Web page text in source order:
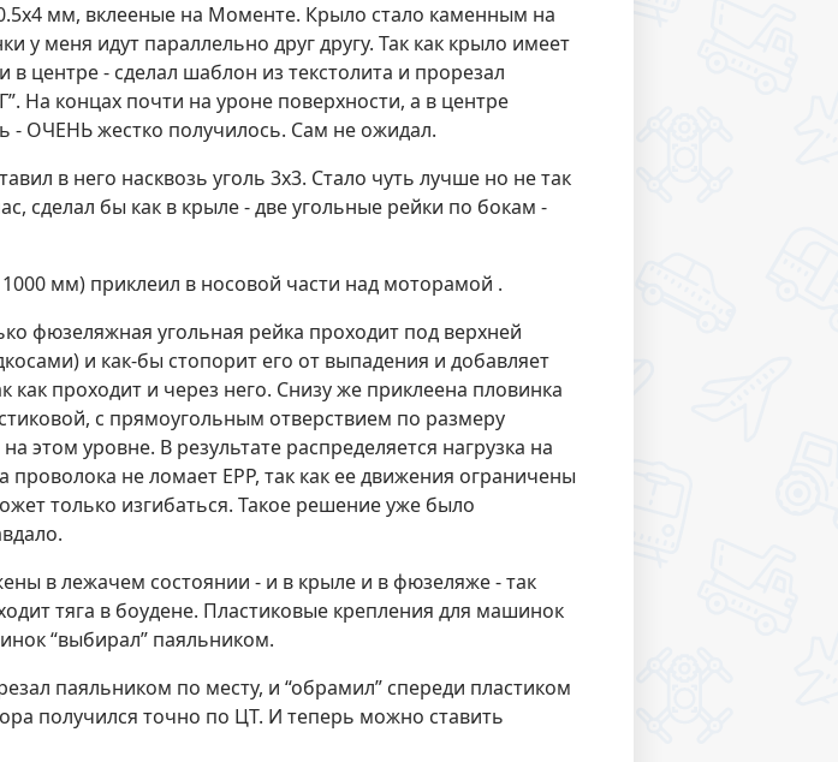
мм, вклееные на Моменте. Крыло стало каменным на
у меня идут параллельно друг другу. Так как крыло имеет
центре - сделал шаблон из текстолита и прорезал
На концах почти на уроне поверхности, а в центре
- ОЧЕНЬ жестко получилось. Сам не ожидал.
в него насквозь уголь 3х3. Стало чуть лучше но не так
сделал бы как в крыле - две угольные рейки по бокам -
мм) приклеил в носовой части над моторамой .
фюзеляжная угольная рейка проходит под верхней
и как-бы стопорит его от выпадения и добавляет
как проходит и через него. Снизу же приклеена пловинка
с прямоугольным отверствием по размеру
этом уровне. В результате распределяется нагрузка на
не ломает EPP, так как ее движения ограничены
только изгибаться. Такое решение уже было
в лежачем состоянии - и в крыле и в фюзеляже - так
тяга в боудене. Пластиковые крепления для машинок
“выбирал” паяльником.
паяльником по месту, и “обрамил” спереди пластиком
получился точно по ЦТ. И теперь можно ставить